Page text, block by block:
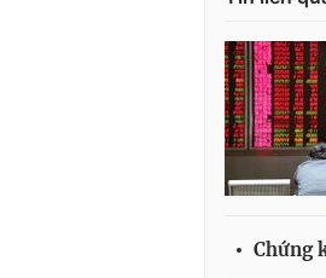
Chứng